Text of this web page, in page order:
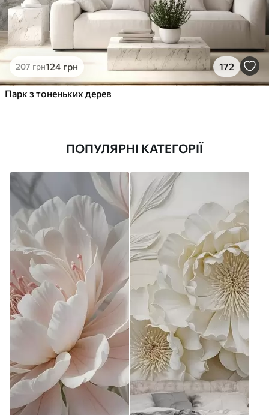
207грн124 грн 172
Парк з тоненьких дерев
ПОПУЛЯРНІ КАТЕГОРІЇ